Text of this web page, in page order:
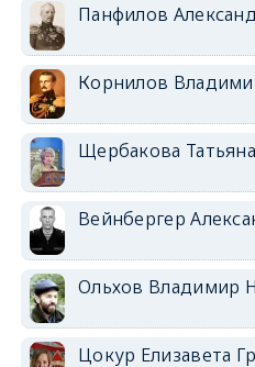
Панфилов
Корнилов
Щербакова
Вейнбергер
Ольхов Владимир
Цокур Елизавета